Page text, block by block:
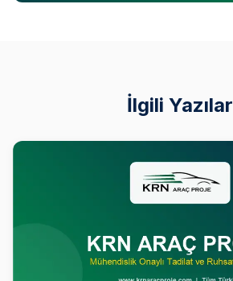
İlgili Yazılar